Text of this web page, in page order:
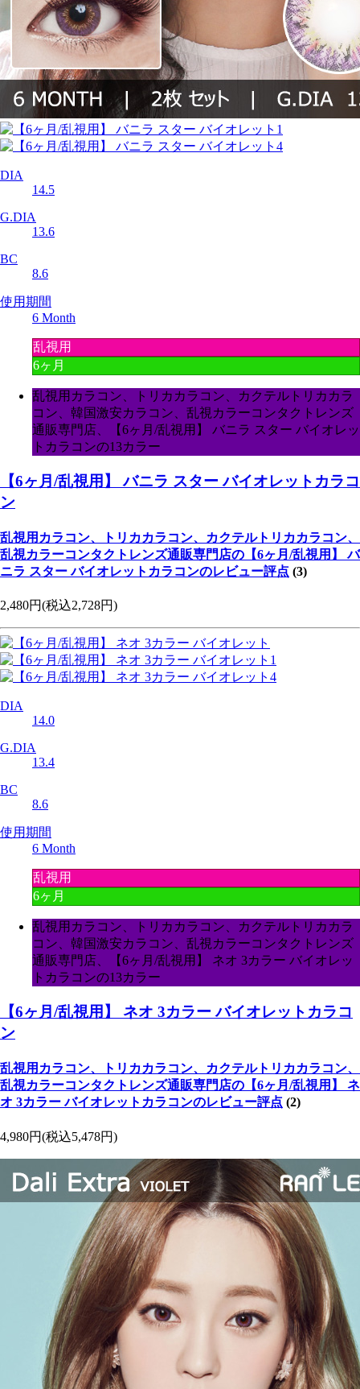
DIA
14.5
G.DIA
13.6
BC
8.6
使用期間
6 Month
乱視用
6ヶ月
乱視用カラコン、トリカカラコン、カクテルトリカカラ
コン、韓国激安カラコン、乱視カラーコンタクトレンズ
通販専門店、【6ヶ月/乱視用】 バニラ スター バイオレッ
トカラコンの13カラー
【6ヶ月/乱視用】 バニラ スター バイオレットカラコ
ン
乱視用カラコン、トリカカラコン、カクテルトリカカラコン、
乱視カラーコンタクトレンズ通販専門店の【6ヶ月/乱視用】 バ
ニラ スター バイオレットカラコンのレビュー評点 (3)
2,480円(税込2,728円)
DIA
14.0
G.DIA
13.4
BC
8.6
使用期間
6 Month
乱視用
6ヶ月
乱視用カラコン、トリカカラコン、カクテルトリカカラ
コン、韓国激安カラコン、乱視カラーコンタクトレンズ
通販専門店、【6ヶ月/乱視用】 ネオ 3カラー バイオレッ
トカラコンの13カラー
【6ヶ月/乱視用】 ネオ 3カラー バイオレットカラコ
ン
乱視用カラコン、トリカカラコン、カクテルトリカカラコン、
乱視カラーコンタクトレンズ通販専門店の【6ヶ月/乱視用】 ネ
オ 3カラー バイオレットカラコンのレビュー評点 (2)
4,980円(税込5,478円)